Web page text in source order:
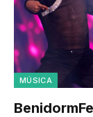
MÚSICA